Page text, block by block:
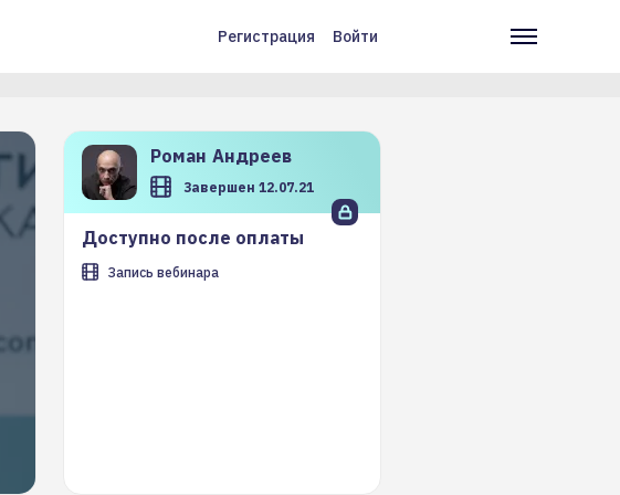
Меню
записи
пользователя
Регистрация Войти
Роман Андреев
Завершен 12.07.21
Доступно после оплаты
Запись вебинара